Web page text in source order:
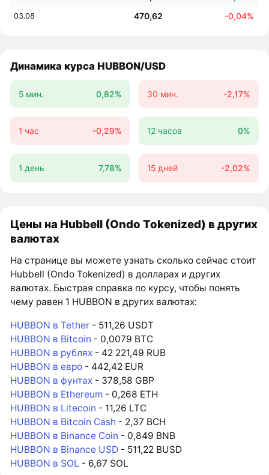
03.08 470,62 -0,04%
Динамика курса HUBBON/USD
5 мин. 0,82% 30 мин. -2,17%
1 час -0,29% 12 часов 0%
1 день 7,78% 15 дней -2,02%
Цены на Hubbell (Ondo Tokenized) в других
валютах
На странице вы можете узнать сколько сейчас стоит
Hubbell (Ondo Tokenized) в долларах и других
валютах. Быстрая справка по курсу, чтобы понять
чему равен 1 HUBBON в других валютах:
HUBBON в Tether - 511,26 USDT
HUBBON в Bitcoin - 0,0079 BTC
HUBBON в рублях - 42 221,49 RUB
HUBBON в евро - 442,42 EUR
HUBBON в фунтах - 378,58 GBP
HUBBON в Ethereum - 0,268 ETH
HUBBON в Litecoin - 11,26 LTC
HUBBON в Bitcoin Cash - 2,37 BCH
HUBBON в Binance Coin - 0,849 BNB
HUBBON в Binance USD - 511,22 BUSD
HUBBON в SOL - 6,67 SOL